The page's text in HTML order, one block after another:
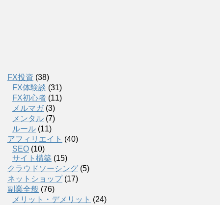
FX投資 (38)
FX体験談 (31)
FX初心者 (11)
メルマガ(3)
メンタル (7)
ルール (11)
アフィリエイト (40)
SEO (10)
サイト構築 (15)
クラウドソーシング (5)
ネットショップ(17)
副業全般 (76)
メリット・デメリット (24)